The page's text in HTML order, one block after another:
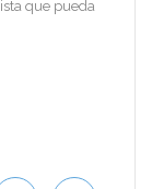
que pueda